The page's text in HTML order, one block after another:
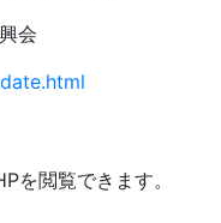
会
を閲覧できます。